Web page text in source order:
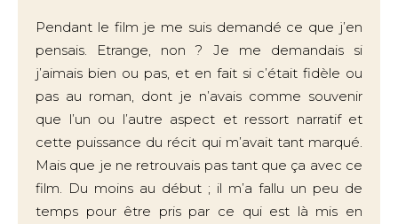
Pendant le film je me suis demandé ce que j’en
pensais. Etrange, non ? Je me demandais si
j’aimais bien ou pas, et en fait si c’était fidèle ou
pas au roman, dont je n’avais comme souvenir
que l’un ou l’autre aspect et ressort narratif et
cette puissance du récit qui m’avait tant marqué.
Mais que je ne retrouvais pas tant que ça avec ce
film. Du moins au début ; il m’a fallu un peu de
temps pour être pris par ce qui est là mis en